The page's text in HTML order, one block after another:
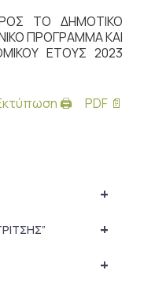
ΤΟ ΔΗΜΟΤΙΚΟ
ΠΡΟΓΡΑΜΜΑ ΚΑΙ
ΕΤΟΥΣ 2023
🖨
PDF 📄
+
+
+